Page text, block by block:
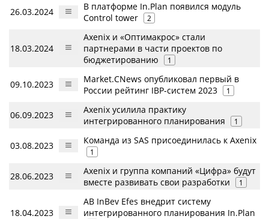
26.03.2024
В платформе In.Plan появился модуль
Control tower
2
18.03.2024
Axenix и «Оптимакрос» стали
партнерами в части проектов по
бюджетированию
1
09.10.2023
Market.CNews опубликовал первый в
России рейтинг IBP-систем 2023
1
06.09.2023
Axenix усилила практику
интегрированного планирования
1
03.08.2023 Команда из SAS присоединилась к Axenix
1
28.06.2023
Axenix и группа компаний «Цифра» будут
вместе развивать свои разработки
1
18.04.2023
AB InBev Efes внедрит систему
интегрированного планирования In.Plan